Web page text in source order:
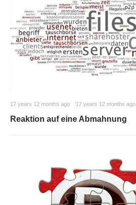
17 years 12 months ago 17 years 12 months ago
Reaktion auf eine Abmahnung